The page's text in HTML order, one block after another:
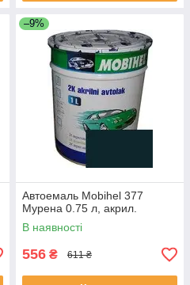
–9%
Автоемаль Mobihel 377
Мурена 0.75 л, акрил.
В наявності
556 ₴ 611 ₴